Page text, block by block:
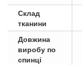
Склад
тканини
Довжина
виробу по
спинці